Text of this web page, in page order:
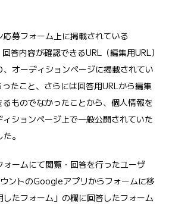
募フォーム上に掲載されている
答内容が確認できるURL（編集用URL）
オーディションページに掲載されてい
たこと、さらには回答用URLから編集
ものでなかったことから、個人情報を
ションページ上で一般公開されていた
。
ォームにて閲覧・回答を行ったユーザ
ントのGoogleアプリからフォームに移
たフォーム」の欄に回答したフォーム